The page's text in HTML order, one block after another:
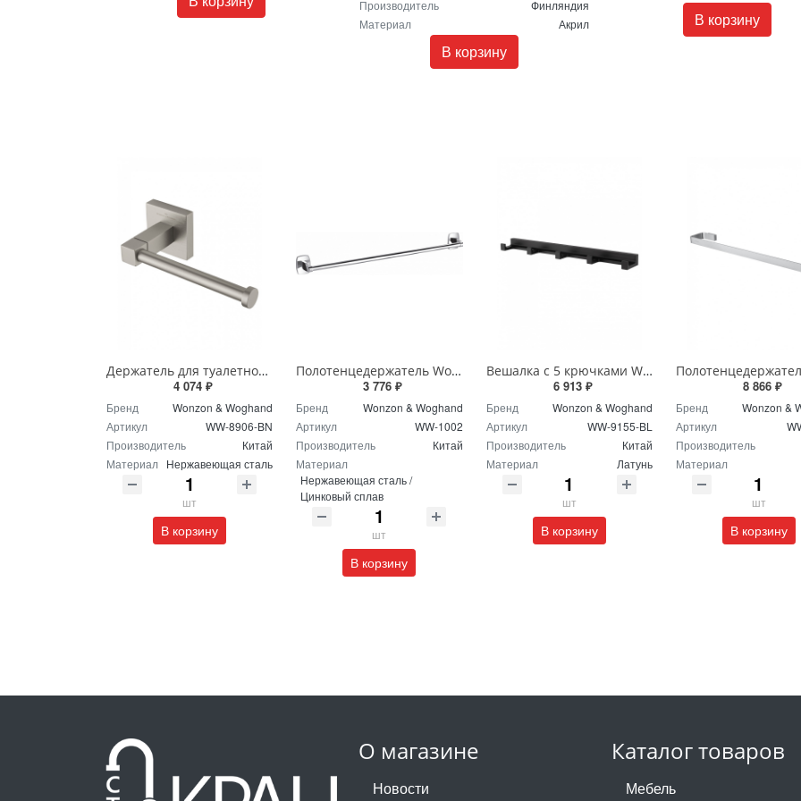
Производитель
Финляндия
Материал
Акрил
В корзину
В корзину
Держатель для туалетной бумаги Wonzon & Woghand POLO WW-8906-BN брашированный никель
4 074 ₽
Бренд
Wonzon & Woghand
Артикул
WW-8906-BN
Производитель
Китай
Материал Нержавеющая сталь
шт
В корзину
Полотенцедержатель Wonzon & Woghand PORTO WW-1002 хром
3 776 ₽
Бренд
Wonzon & Woghand
Артикул
WW-1002
Производитель
Китай
Материал
Нержавеющая сталь /
Цинковый сплав
шт
В корзину
Вешалка с 5 крючками Wonzon & Woghand ECLIPSE ECLIPSE WW-9155-BL черный
6 913 ₽
Бренд
Wonzon & Woghand
Артикул
WW-9155-BL
Производитель
Китай
Материал
Латунь
шт
В корзину
8 866 ₽
Бренд
Wonzon &
Артикул
Производитель
Материал
шт
В корзину
О магазине
Новости
Каталог товаров
Мебель